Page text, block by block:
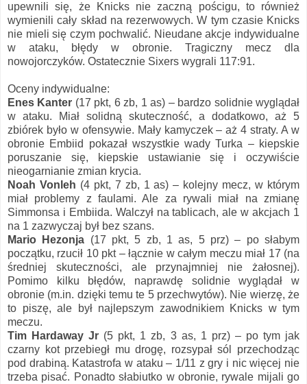
upewnili się, że Knicks nie zaczną pościgu, to również
wymienili cały skład na rezerwowych. W tym czasie Knicks
nie mieli się czym pochwalić. Nieudane akcje indywidualne
w ataku, błędy w obronie. Tragiczny mecz dla
nowojorczyków. Ostatecznie Sixers wygrali 117:91.
Oceny indywidualne:
Enes Kanter (17 pkt, 6 zb, 1 as) – bardzo solidnie wyglądał
w ataku. Miał solidną skuteczność, a dodatkowo, aż 5
zbiórek było w ofensywie. Mały kamyczek – aż 4 straty. A w
obronie Embiid pokazał wszystkie wady Turka – kiepskie
poruszanie się, kiepskie ustawianie się i oczywiście
nieogarnianie zmian krycia.
Noah Vonleh (4 pkt, 7 zb, 1 as) – kolejny mecz, w którym
miał problemy z faulami. Ale za rywali miał na zmianę
Simmonsa i Embiida. Walczył na tablicach, ale w akcjach 1
na 1 zazwyczaj był bez szans.
Mario Hezonja (17 pkt, 5 zb, 1 as, 5 prz) – po słabym
początku, rzucił 10 pkt – łącznie w całym meczu miał 17 (na
średniej skuteczności, ale przynajmniej nie żałosnej).
Pomimo kilku błędów, naprawdę solidnie wyglądał w
obronie (m.in. dzięki temu te 5 przechwytów). Nie wierzę, że
to piszę, ale był najlepszym zawodnikiem Knicks w tym
meczu.
Tim Hardaway Jr (5 pkt, 1 zb, 3 as, 1 prz) – po tym jak
czarny kot przebiegł mu drogę, rozsypał sól przechodząc
pod drabiną. Katastrofa w ataku – 1/11 z gry i nic więcej nie
trzeba pisać. Ponadto słabiutko w obronie, rywale mijali go